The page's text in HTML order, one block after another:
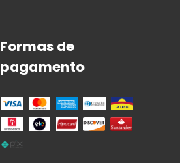
Formas de
pagamento